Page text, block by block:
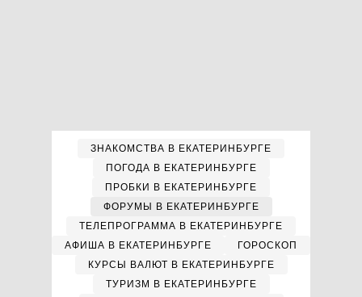
ЗНАКОМСТВА В ЕКАТЕРИНБУРГЕ
ПОГОДА В ЕКАТЕРИНБУРГЕ
ПРОБКИ В ЕКАТЕРИНБУРГЕ
ФОРУМЫ В ЕКАТЕРИНБУРГЕ
ТЕЛЕПРОГРАММА В ЕКАТЕРИНБУРГЕ
АФИША В ЕКАТЕРИНБУРГЕ
ГОРОСКОП
КУРСЫ ВАЛЮТ В ЕКАТЕРИНБУРГЕ
ТУРИЗМ В ЕКАТЕРИНБУРГЕ